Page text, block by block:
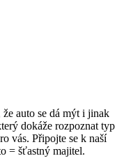
auto se dá mýt i jinak
dokáže rozpoznat typ
vás. Připojte se k naší
= šťastný majitel.